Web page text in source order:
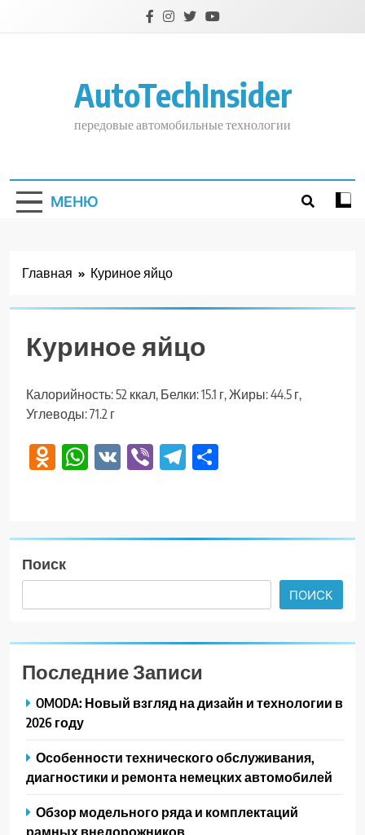
AutoTechInsider
передовые автомобильные технологии
МЕНЮ
Главная Куриное яйцо
Куриное яйцо
Калорийность: 52 ккал, Белки: 15.1 г, Жиры: 44.5 г,
Углеводы: 71.2 г
Odnoklassniki
WhatsApp
VK ViberTelegram
Поиск
ПОИСК
Последние Записи
OMODA: Новый взгляд на дизайн и технологии в
2026 году
Особенности технического обслуживания,
диагностики и ремонта немецких автомобилей
Обзор модельного ряда и комплектаций
рамных внедорожников